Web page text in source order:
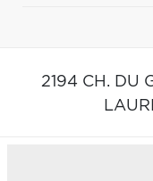
2194 CH. DU